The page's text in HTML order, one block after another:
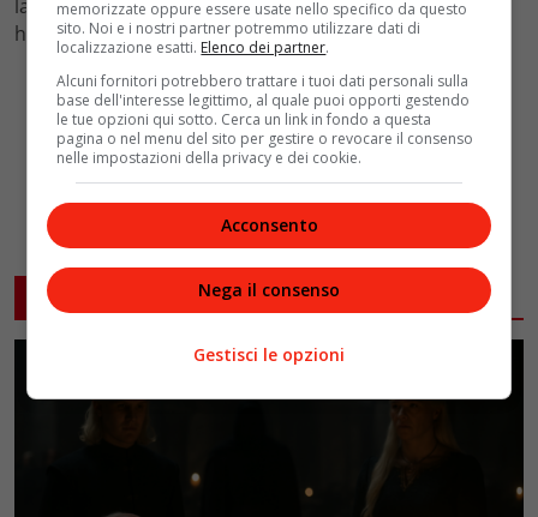
la sua esperienza nella trasmissione nel 2020, la dama
ha deciso di fare ritorno per provare a trovare l’amore.
ARTICOLI CORRELATI
memorizzate oppure essere usate nello specifico da questo
sito. Noi e i nostri partner potremmo utilizzare dati di
localizzazione esatti. Elenco dei partner.
Alcuni fornitori potrebbero trattare i tuoi dati personali sulla
base dell'interesse legittimo, al quale puoi opporti gestendo
le tue opzioni qui sotto. Cerca un link in fondo a questa
pagina o nel menu del sito per gestire o revocare il consenso
nelle impostazioni della privacy e dei cookie.
Acconsento
Nega il consenso
Gestisci le opzioni